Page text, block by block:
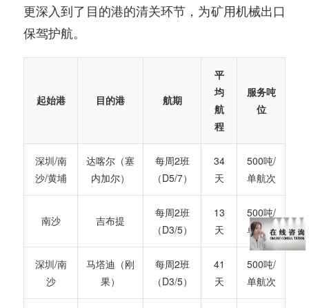
更深入到了目的港的清关环节，为矿用机械出口
保驾护航。
起始港 目的港 航期
平
均
航
程
服务吨
位
深圳/南
沙/黄埔
达喀尔（塞
内加尔）
每周2班
（D5/7）
34
天
500吨/
单航次
南沙 吉布提
每周2班
（D3/5）
13
天
500吨/
单航次
深圳/南
沙
马塔迪（刚
果）
每周2班
（D3/5）
41
天
500吨/
单航次